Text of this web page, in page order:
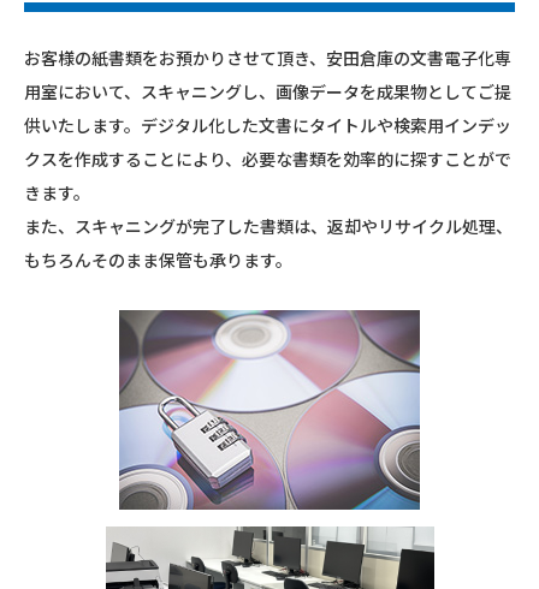
お客様の紙書類をお預かりさせて頂き、安田倉庫の文書電子化専
用室において、スキャニングし、画像データを成果物としてご提
供いたします。デジタル化した文書にタイトルや検索用インデッ
クスを作成することにより、必要な書類を効率的に探すことがで
きます。
また、スキャニングが完了した書類は、返却やリサイクル処理、
もちろんそのまま保管も承ります。